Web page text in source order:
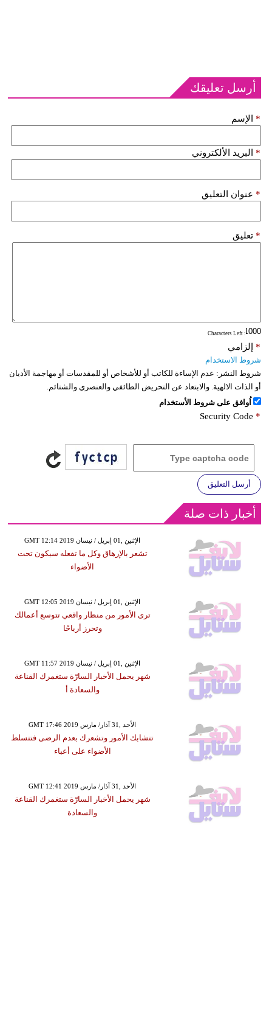
أرسل تعليقك
الإسم *
البريد الألكتروني *
عنوان التعليق *
تعليق *
: Characters Left
إلزامي *
شروط الاستخدام
شروط النشر: عدم الإساءة للكاتب أو للأشخاص أو للمقدسات أو مهاجمة الأديان
أو الذات الالهية. والابتعاد عن التحريض الطائفي والعنصري والشتائم.
اُوافق على شروط الأستخدام
Security Code *
أرسل التعليق
أخبار ذات صلة
GMT 12:14 2019 الإثنين ,01 إبريل / نيسان
تشعر بالإرهاق وكل ما تفعله سيكون تحت
الأضواء
GMT 12:05 2019 الإثنين ,01 إبريل / نيسان
ترى الأمور من منظار واقعي تتوسع أعمالك
وتحرز أرباحًا
GMT 11:57 2019 الإثنين ,01 إبريل / نيسان
شهر يحمل الأخبار السارّة ستغمرك القناعة
والسعادة أ
GMT 17:46 2019 الأحد ,31 آذار/ مارس
تتشابك الأمور وتشعرك بعدم الرضى فتتسلط
الأضواء على أعباء
GMT 12:41 2019 الأحد ,31 آذار/ مارس
شهر يحمل الأخبار السارّة ستغمرك القناعة
والسعادة